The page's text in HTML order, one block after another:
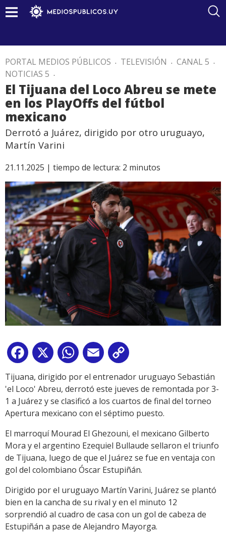
PORTAL MEDIOS PÚBLICOS . TELEVISIÓN . CANAL 5 .
NOTICIAS 5 .
El Tijuana del Loco Abreu se mete
en los PlayOffs del fútbol
mexicano
Derrotó a Juárez, dirigido por otro uruguayo,
Martín Varini
21.11.2025 | tiempo de lectura: 2 minutos
Facebook
X WhatsApp
Email
Link
Tijuana, dirigido por el entrenador uruguayo Sebastián
'el Loco' Abreu, derrotó este jueves de remontada por 3-
1 a Juárez y se clasificó a los cuartos de final del torneo
Apertura mexicano con el séptimo puesto.
El marroquí Mourad El Ghezouni, el mexicano Gilberto
Mora y el argentino Ezequiel Bullaude sellaron el triunfo
de Tijuana, luego de que el Juárez se fue en ventaja con
gol del colombiano Óscar Estupiñán.
Dirigido por el uruguayo Martín Varini, Juárez se plantó
bien en la cancha de su rival y en el minuto 12
sorprendió al cuadro de casa con un gol de cabeza de
Estupiñán a pase de Alejandro Mayorga.